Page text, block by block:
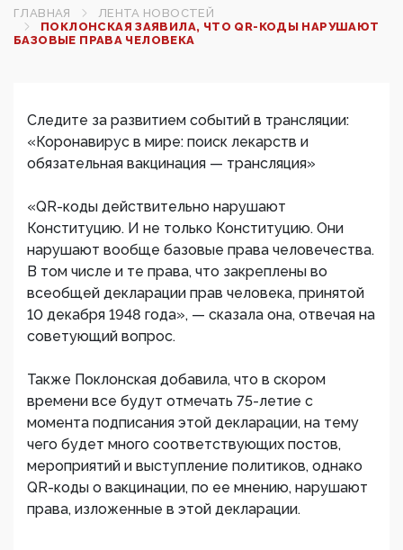
ГЛАВНАЯ
ЛЕНТА НОВОСТЕЙ
ПОКЛОНСКАЯ ЗАЯВИЛА, ЧТО QR-КОДЫ НАРУШАЮТ
БАЗОВЫЕ ПРАВА ЧЕЛОВЕКА
Следите за развитием событий в трансляции:
«Коронавирус в мире: поиск лекарств и
обязательная вакцинация — трансляция»
«QR-коды действительно нарушают
Конституцию. И не только Конституцию. Они
нарушают вообще базовые права человечества.
В том числе и те права, что закреплены во
всеобщей декларации прав человека, принятой
10 декабря 1948 года», — сказала она, отвечая на
советующий вопрос.
Также Поклонская добавила, что в скором
времени все будут отмечать 75-летие с
момента подписания этой декларации, на тему
чего будет много соответствующих постов,
мероприятий и выступление политиков, однако
QR-коды о вакцинации, по ее мнению, нарушают
права, изложенные в этой декларации.